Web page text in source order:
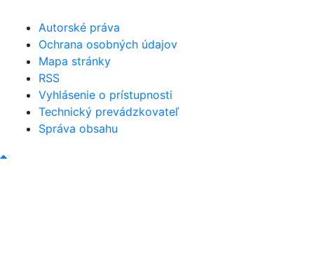
Autorské práva
Ochrana osobných údajov
Mapa stránky
RSS
Vyhlásenie o prístupnosti
Technický prevádzkovateľ
Správa obsahu